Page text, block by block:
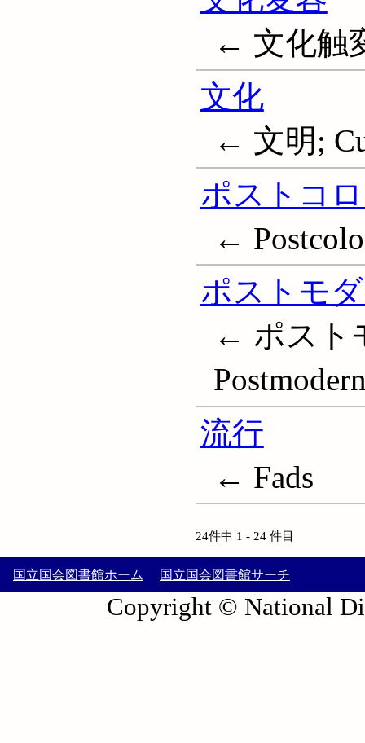
← 文化触
文化
← 文明;
ポストコ
←
ポストモ
← ポスト
流行
← Fads
24件中 1 - 24 件目
国立国会図書館ホーム 国立国会図書館サーチ
Copyright © National